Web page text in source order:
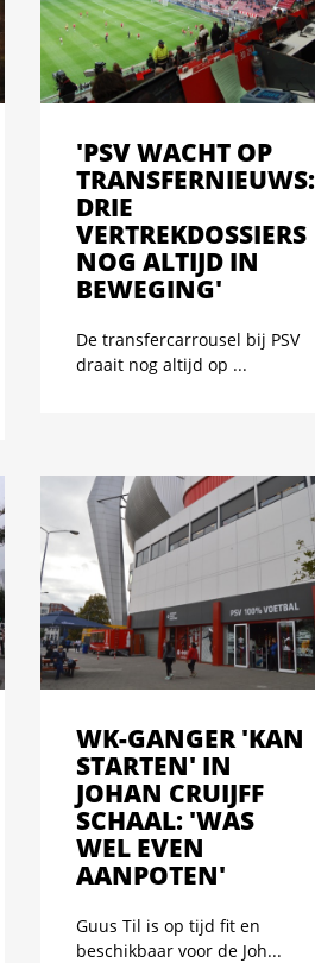
'PSV WACHT OP
TRANSFERNIEUWS:
DRIE
VERTREKDOSSIERS
NOG ALTIJD IN
BEWEGING'
De transfercarrousel bij PSV
draait nog altijd op ...
WK-GANGER 'KAN
STARTEN' IN
JOHAN CRUIJFF
SCHAAL: 'WAS
WEL EVEN
AANPOTEN'
Guus Til is op tijd fit en
beschikbaar voor de Joh...